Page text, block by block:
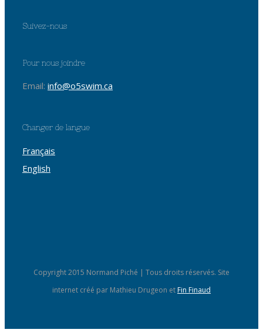
Suivez-nous
Pour nous joindre
Email: info@o5swim.ca
Changer de langue
Français
English
Copyright 2015 Normand Piché | Tous droits réservés. Site
internet créé par Mathieu Drugeon etFin Finaud